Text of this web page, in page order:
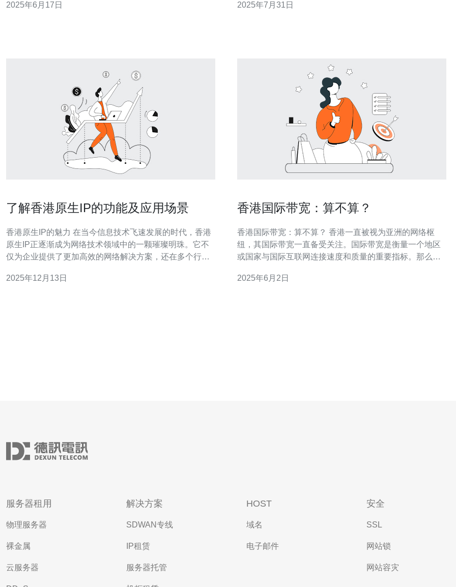
沙田区，交通便利，距离香港市中心仅有短距离，便于客
2025年6月17日
置方式，香港拨号服务器都能满足您的需求。本文将详细
2025年7月31日
了解香港原生IP的功能及应用场景
香港原生IP的魅力 在当今信息技术飞速发展的时代，香港
原生IP正逐渐成为网络技术领域中的一颗璀璨明珠。它不
仅为企业提供了更加高效的网络解决方案，还在多个行业
生IP的功能及其应用场景。 1. 高效的网络连接 香港原生IP
2025年12月13日
香港国际带宽：算不算？
香港国际带宽：算不算？ 香港一直被视为亚洲的网络枢
纽，其国际带宽一直备受关注。国际带宽是衡量一个地区
或国家与国际互联网连接速度和质量的重要指标。那么，
际带宽一直处于领先水平，拥有充足的网络资源和先进的
2025年6月2日
服务器租用
物理服务器
裸金属
云服务器
解决方案
SDWAN专线
IP租赁
服务器托管
HOST
域名
电子邮件
安全
SSL
网站锁
网站容灾